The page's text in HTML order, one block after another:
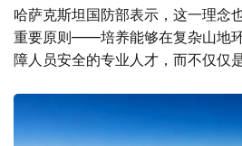
哈萨克斯坦国防部表示，这一理念
重要原则——培养能够在复杂山地
障人员安全的专业人才，而不仅仅